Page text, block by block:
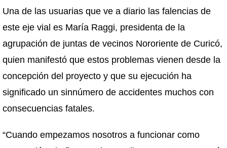
Una de las usuarias que ve a diario las falencias de
este eje vial es María Raggi, presidenta de la
agrupación de juntas de vecinos Nororiente de Curicó,
quien manifestó que estos problemas vienen desde la
concepción del proyecto y que su ejecución ha
significado un sinnúmero de accidentes muchos con
consecuencias fatales.
“Cuando empezamos nosotros a funcionar como